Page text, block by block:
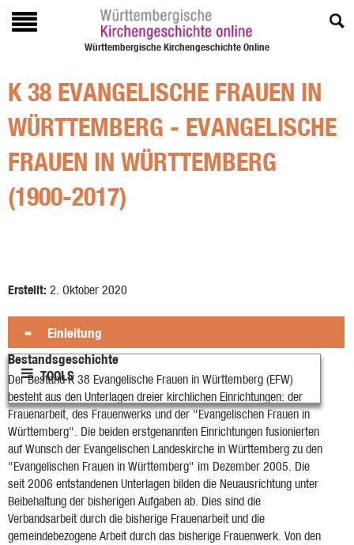
Württembergische Kirchengeschichte Online
K 38 EVANGELISCHE FRAUEN IN
WÜRTTEMBERG - EVANGELISCHE
FRAUEN IN WÜRTTEMBERG
(1900-2017)
TOOLS
Erstellt: 2. Oktober 2020
Einleitung
Bestandsgeschichte
Der Bestand K 38 Evangelische Frauen in Württemberg (EFW)
besteht aus den Unterlagen dreier kirchlichen Einrichtungen: der
Frauenarbeit, des Frauenwerks und der "Evangelischen Frauen in
Württemberg". Die beiden erstgenannten Einrichtungen fusionierten
auf Wunsch der Evangelischen Landeskirche in Württemberg zu den
"Evangelischen Frauen in Württemberg" im Dezember 2005. Die
seit 2006 entstandenen Unterlagen bilden die Neuausrichtung unter
Beibehaltung der bisherigen Aufgaben ab. Dies sind die
Verbandsarbeit durch die bisherige Frauenarbeit und die
gemeindebezogene Arbeit durch das bisherige Frauenwerk. Von den